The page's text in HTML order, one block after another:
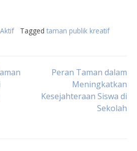
Tagged taman publik kreatif
Peran Taman dalam
Meningkatkan
Kesejahteraan Siswa di
Sekolah